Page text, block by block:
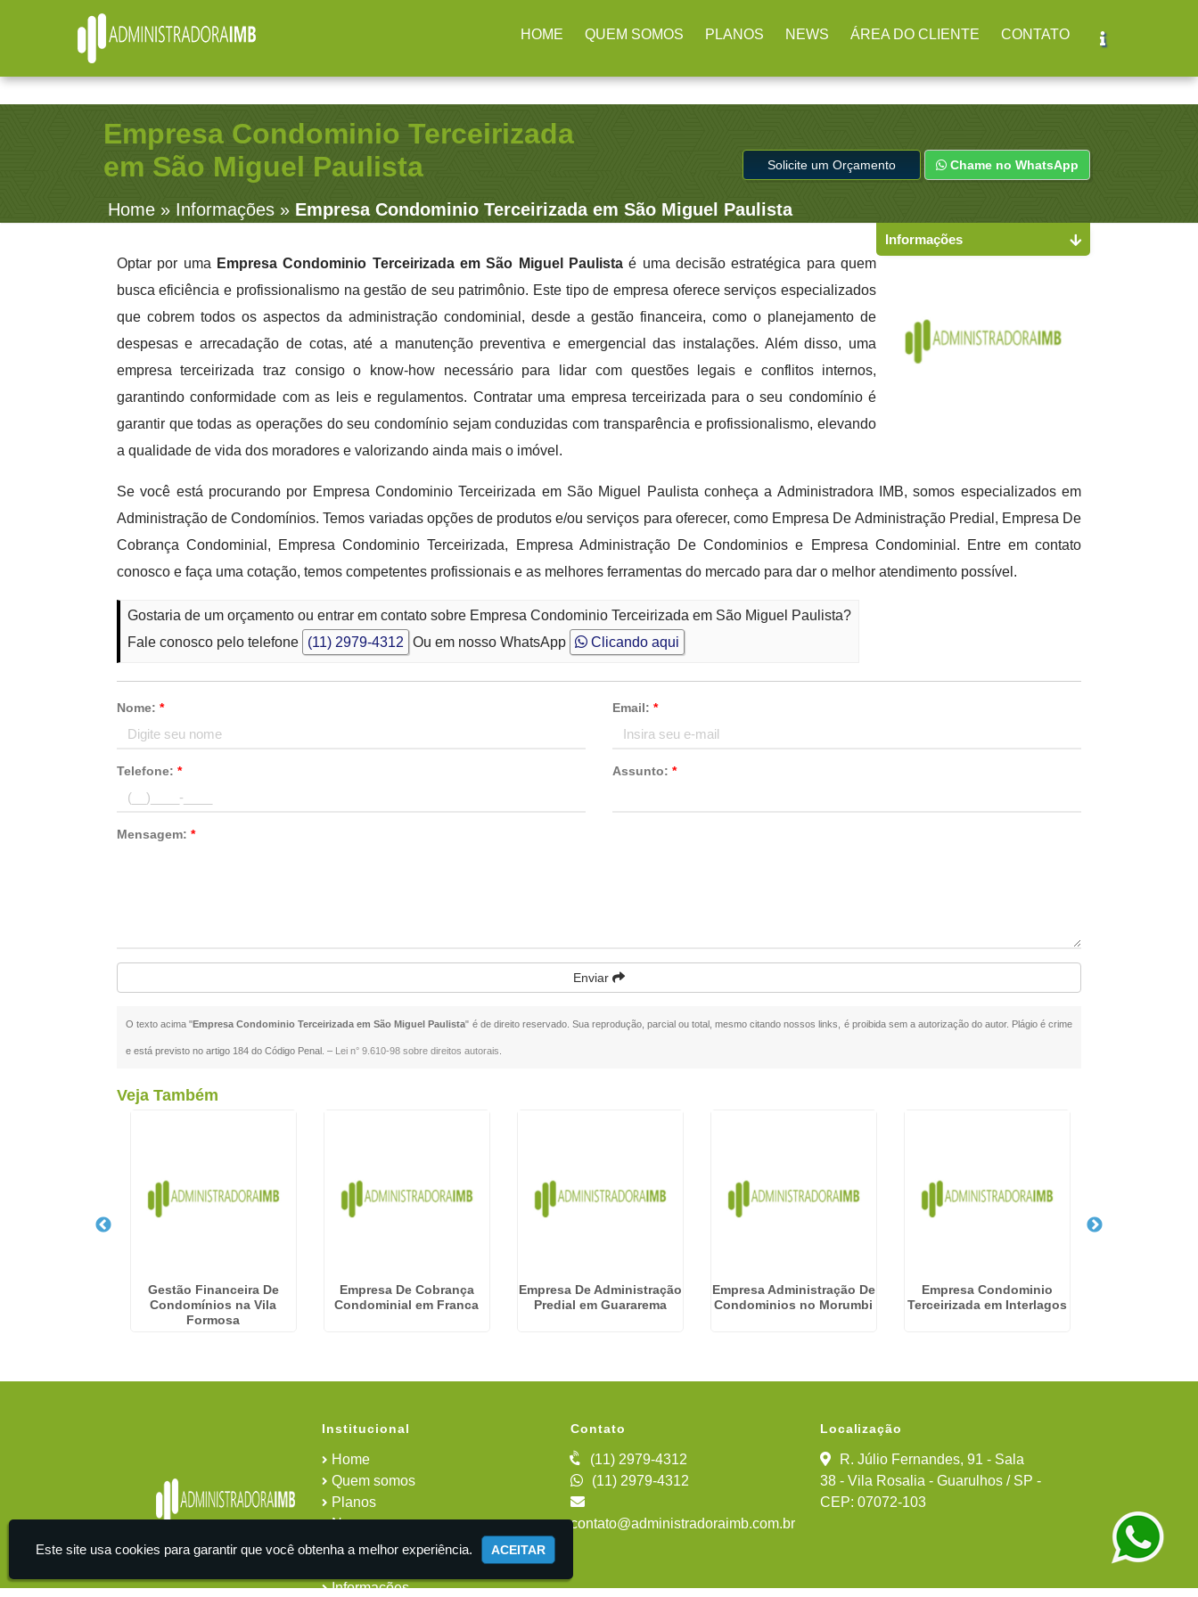
R. Júlio Fernandes, 91 - Sala 38 - Vila Rosalia - Guarulhos / SP
(11) 2979-4312
Empresa Condominio Terceirizada
em São Miguel Paulista
Home» Informações » Empresa Condominio Terceirizada em São Miguel Paulista
Solicite um Orçamento Chame no WhatsApp
Optar por uma Empresa Condominio Terceirizada em São Miguel Paulista é uma decisão estratégica para quem
busca eficiência e profissionalismo na gestão de seu patrimônio. Este tipo de empresa oferece serviços especializados
que cobrem todos os aspectos da administração condominial, desde a gestão financeira, como o planejamento de
despesas e arrecadação de cotas, até a manutenção preventiva e emergencial das instalações. Além disso, uma
empresa terceirizada traz consigo o know-how necessário para lidar com questões legais e conflitos internos,
garantindo conformidade com as leis e regulamentos. Contratar uma empresa terceirizada para o seu condomínio é
garantir que todas as operações do seu condomínio sejam conduzidas com transparência e profissionalismo, elevando
a qualidade de vida dos moradores e valorizando ainda mais o imóvel.
Se você está procurando por Empresa Condominio Terceirizada em São Miguel Paulista conheça a Administradora IMB, somos especializados em
Administração de Condomínios. Temos variadas opções de produtos e/ou serviços para oferecer, como Empresa De Administração Predial, Empresa De
Cobrança Condominial, Empresa Condominio Terceirizada, Empresa Administração De Condominios e Empresa Condominial. Entre em contato
conosco e faça uma cotação, temos competentes profissionais e as melhores ferramentas do mercado para dar o melhor atendimento possível.
Gostaria de um orçamento ou entrar em contato sobre Empresa Condominio Terceirizada em São Miguel Paulista?
Fale conosco pelo telefone
(11) 2979-4312 Ou em nosso WhatsApp Clicando aqui
Nome: * Email: *
Telefone: * Assunto: *
Mensagem: *
Enviar
O texto acima "Empresa Condominio Terceirizada em São Miguel Paulista" é de direito reservado. Sua reprodução, parcial ou total, mesmo citando nossos links, é proibida sem a autorização do autor. Plágio é crime
e está previsto no artigo 184 do Código Penal. – Lei n° 9.610-98 sobre direitos autorais
Informações
Veja Também
Gestão Financeira De
Condomínios na Vila
Formosa
Empresa De Cobrança
Condominial em Franca
Empresa De Administração
Predial em Guararema
Empresa Administração De
Condominios no Morumbi
Empresa Condominio
Terceirizada em Interlagos
Institucional
Home
Quem somos
Planos
News
Área do cliente
Informações
Contato
(11) 2979-4312
(11) 2979-4312
contato@administradoraimb.com.br
Localização
R. Júlio Fernandes, 91 - Sala
38 - Vila Rosalia - Guarulhos / SP -
CEP: 07072-103
Este site usa cookies para garantir que você obtenha a melhor experiência. ACEITAR